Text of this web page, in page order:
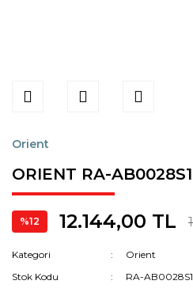
Orient
ORIENT RA-
%12 12.144,00 TL
Kategori
Orient
Stok Kodu
RA-